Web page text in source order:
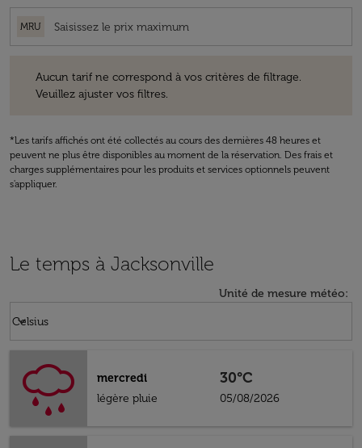
MRU
Aucun tarif ne correspond à vos critères de filtrage.
Veuillez ajuster vos filtres.
*Les tarifs affichés ont été collectés au cours des dernières 48 heures et
peuvent ne plus être disponibles au moment de la réservation. Des frais et
charges supplémentaires pour les produits et services optionnels peuvent
s'appliquer.
Le temps à Jacksonville
Unité de mesure météo:
Celsius
keyboard_arrow_down
mercredi
légère pluie
30°C
05/08/2026